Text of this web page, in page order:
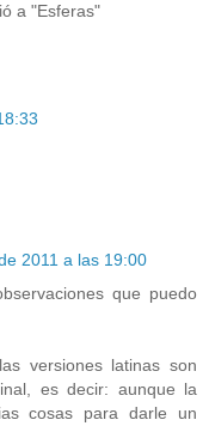
a "Esferas"
2011 a las 19:00
que puedo
versiones latinas son
es decir: aunque la
cosas para darle un